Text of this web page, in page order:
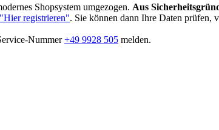
Shopsystem umgezogen. Aus
"Hier registrieren". Sie können dann Ihre Daten prüfen,
Nummer+49 9928 505 melden.